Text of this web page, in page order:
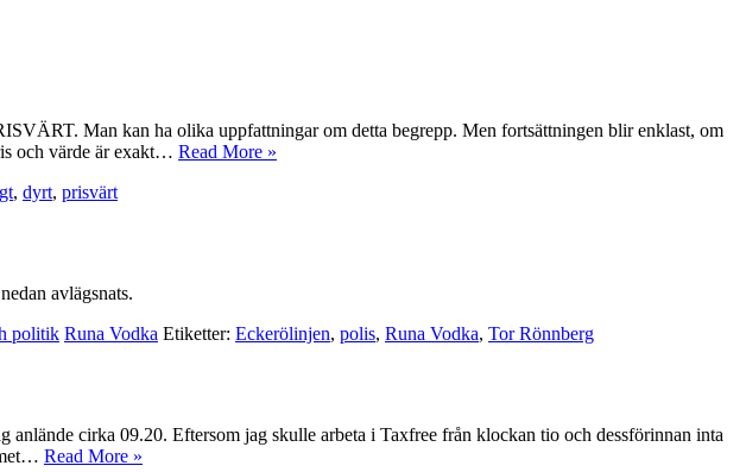
Man kan ha olika uppfattningar om detta begrepp. Men fortsättningen blir enklast, om
och värde är exakt… Read More »
, dyrt, prisvärt
avlägsnats.
politik Runa Vodka Etiketter: Eckerölinjen, polis, Runa Vodka, Tor Rönnberg
cirka 09.20. Eftersom jag skulle arbeta i Taxfree från klockan tio och dessförinnan inta
Read More »